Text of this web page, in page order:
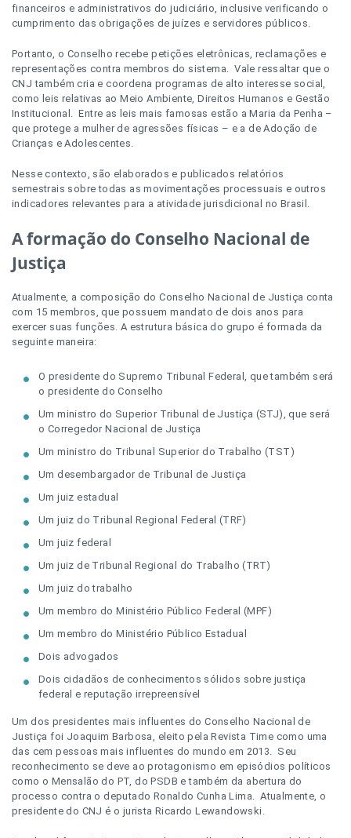
financeiros e administrativos do judiciário, inclusive verificando o
cumprimento das obrigações de juízes e servidores públicos.
Portanto, o Conselho recebe petições eletrônicas, reclamações e
representações contra membros do sistema. Vale ressaltar que o
CNJ também cria e coordena programas de alto interesse social,
como leis relativas ao Meio Ambiente, Direitos Humanos e Gestão
Institucional. Entre as leis mais famosas estão a Maria da Penha –
que protege a mulher de agressões físicas – e a de Adoção de
Crianças e Adolescentes.
Nesse contexto, são elaborados e publicados relatórios
semestrais sobre todas as movimentações processuais e outros
indicadores relevantes para a atividade jurisdicional no Brasil.
A formação do Conselho Nacional de
Justiça
Atualmente, a composição do Conselho Nacional de Justiça conta
com 15 membros, que possuem mandato de dois anos para
exercer suas funções. A estrutura básica do grupo é formada da
seguinte maneira:
O presidente do Supremo Tribunal Federal, que também será
o presidente do Conselho
Um ministro do Superior Tribunal de Justiça (STJ), que será
o Corregedor Nacional de Justiça
Um ministro do Tribunal Superior do Trabalho (TST)
Um desembargador de Tribunal de Justiça
Um juiz estadual
Um juiz do Tribunal Regional Federal (TRF)
Um juiz federal
Um juiz de Tribunal Regional do Trabalho (TRT)
Um juiz do trabalho
Um membro do Ministério Público Federal (MPF)
Um membro do Ministério Público Estadual
Dois advogados
Dois cidadãos de conhecimentos sólidos sobre justiça
federal e reputação irrepreensível
Um dos presidentes mais influentes do Conselho Nacional de
Justiça foi Joaquim Barbosa, eleito pela Revista Time como uma
das cem pessoas mais influentes do mundo em 2013. Seu
reconhecimento se deve ao protagonismo em episódios políticos
como o Mensalão do PT, do PSDB e também da abertura do
processo contra o deputado Ronaldo Cunha Lima. Atualmente, o
presidente do CNJ é o jurista Ricardo Lewandowski.